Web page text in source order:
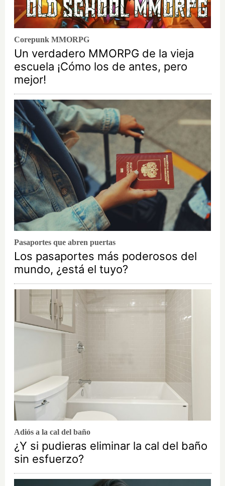
Corepunk MMORPG
Un verdadero MMORPG de la vieja
escuela ¡Cómo los de antes, pero
mejor!
Pasaportes que abren puertas
Los pasaportes más poderosos del
mundo, ¿está el tuyo?
Adiós a la cal del baño
¿Y si pudieras eliminar la cal del baño
sin esfuerzo?